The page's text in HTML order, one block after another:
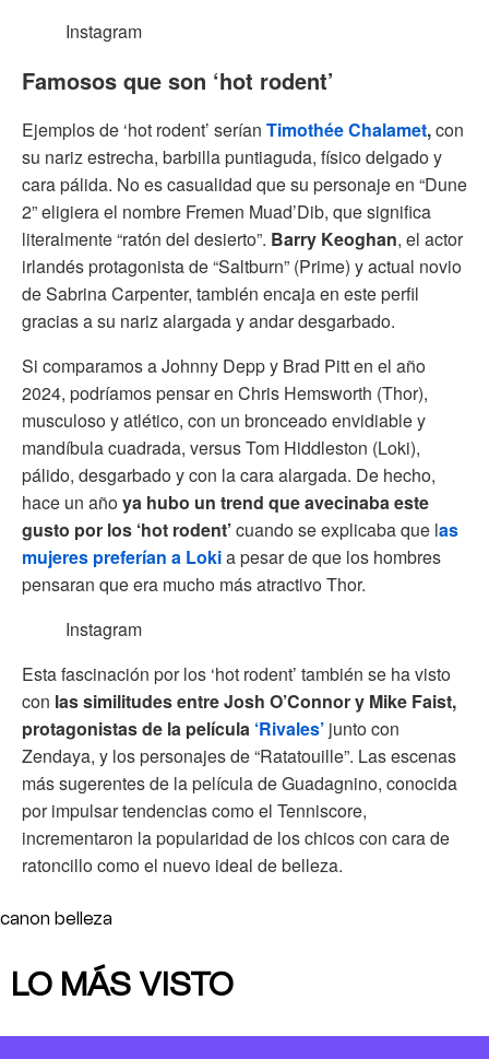
Instagram
Famosos que son ‘hot rodent’
Ejemplos de ‘hot rodent’ serían Timothée Chalamet,con
su nariz estrecha, barbilla puntiaguda, físico delgado y
cara pálida. No es casualidad que su personaje en “Dune
2” eligiera el nombre Fremen Muad’Dib, que significa
literalmente “ratón del desierto”. Barry Keoghan, el actor
irlandés protagonista de “Saltburn” (Prime) y actual novio
de Sabrina Carpenter, también encaja en este perfil
gracias a su nariz alargada y andar desgarbado.
Si comparamos a Johnny Depp y Brad Pitt en el año
2024, podríamos pensar en Chris Hemsworth (Thor),
musculoso y atlético, con un bronceado envidiable y
mandíbula cuadrada, versus Tom Hiddleston (Loki),
pálido, desgarbado y con la cara alargada. De hecho,
hace un añoya hubo un trend que avecinaba este
gusto por los ‘hot rodent’cuando se explicaba que las
mujeres preferían a Lokia pesar de que los hombres
pensaran que era mucho más atractivo Thor.
Instagram
Esta fascinación por los ‘hot rodent’ también se ha visto
con las similitudes entre Josh O’Connor y Mike Faist,
protagonistas de la película ‘Rivales’ junto con
Zendaya, y los personajes de “Ratatouille”. Las escenas
más sugerentes de la película de Guadagnino, conocida
por impulsar tendencias como el Tenniscore,
incrementaron la popularidad de los chicos con cara de
ratoncillo como el nuevo ideal de belleza.
canon belleza
LO MÁS VISTO